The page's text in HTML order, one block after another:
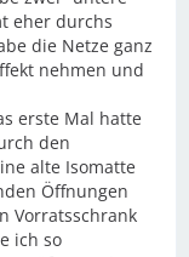
eher durchs
die Netze ganz
nehmen und
erste Mal hatte
den
alte Isomatte
Öffnungen
Vorratsschrank
ich so